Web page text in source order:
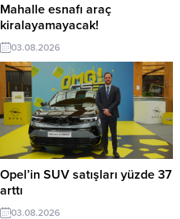
Mahalle esnafı araç
kiralayamayacak!
03.08.2026
Opel’in SUV satışları yüzde 37
arttı
03.08.2026